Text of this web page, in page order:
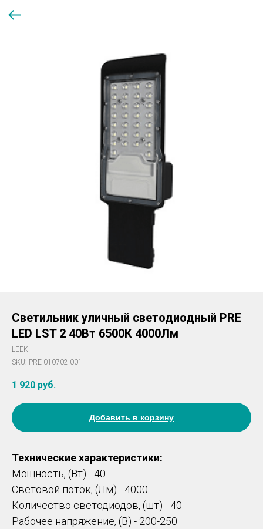
Светильник уличный светодиодный PRE
LED LST 2 40Вт 6500К 4000Лм
LEEK
SKU: PRE 010702-001
1 920 руб.
Добавить в корзину
Технические характеристики:
Мощность, (Вт) - 40
Световой поток, (Лм) - 4000
Количество светодиодов, (шт) - 40
Рабочее напряжение, (В) - 200-250